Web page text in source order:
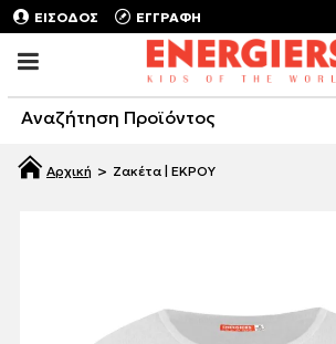
ΕΙΣΟΔΟΣ ΕΓΓΡΑΦΗ
Ζακέτα | ΕΚΡΟΥ